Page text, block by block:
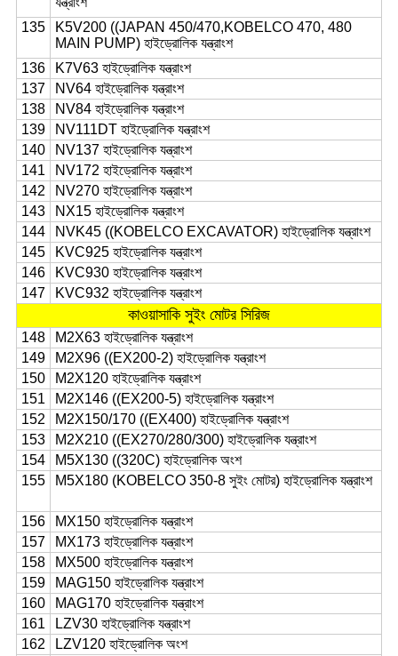
135
K5V200 ((JAPAN 450/470,KOBELCO 470, 480
MAIN PUMP) হাইড্রোলিক যন্ত্রাংশ
136
K7V63 হাইড্রোলিক যন্ত্রাংশ
137
NV64 হাইড্রোলিক যন্ত্রাংশ
138
NV84 হাইড্রোলিক যন্ত্রাংশ
139
NV111DT হাইড্রোলিক যন্ত্রাংশ
140
NV137 হাইড্রোলিক যন্ত্রাংশ
141
NV172 হাইড্রোলিক যন্ত্রাংশ
142
NV270 হাইড্রোলিক যন্ত্রাংশ
143
NX15 হাইড্রোলিক যন্ত্রাংশ
144
NVK45 ((KOBELCO EXCAVATOR) হাইড্রোলিক যন্ত্রাংশ
145
KVC925 হাইড্রোলিক যন্ত্রাংশ
146
KVC930 হাইড্রোলিক যন্ত্রাংশ
147
KVC932 হাইড্রোলিক যন্ত্রাংশ
কাওয়াসাকি সুইং মোটর সিরিজ
148
M2X63 হাইড্রোলিক যন্ত্রাংশ
149
M2X96 ((EX200-2) হাইড্রোলিক যন্ত্রাংশ
150
M2X120 হাইড্রোলিক যন্ত্রাংশ
151
M2X146 ((EX200-5) হাইড্রোলিক যন্ত্রাংশ
152
M2X150/170 ((EX400) হাইড্রোলিক যন্ত্রাংশ
153
M2X210 ((EX270/280/300) হাইড্রোলিক যন্ত্রাংশ
154
M5X130 ((320C) হাইড্রোলিক অংশ
155
M5X180 (KOBELCO 350-8 সুইং মোটর) হাইড্রোলিক যন্ত্রাংশ
156
MX150 হাইড্রোলিক যন্ত্রাংশ
157
MX173 হাইড্রোলিক যন্ত্রাংশ
158
MX500 হাইড্রোলিক যন্ত্রাংশ
159
MAG150 হাইড্রোলিক যন্ত্রাংশ
160
MAG170 হাইড্রোলিক যন্ত্রাংশ
161
LZV30 হাইড্রোলিক যন্ত্রাংশ
162
LZV120 হাইড্রোলিক অংশ